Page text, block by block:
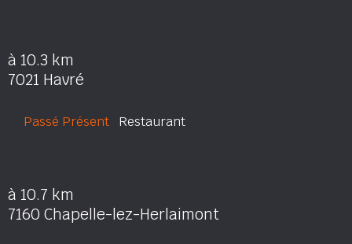
à 10.3 km
7021 Havré
Passé Présent Restaurant
à 10.7 km
7160 Chapelle-lez-Herlaimont